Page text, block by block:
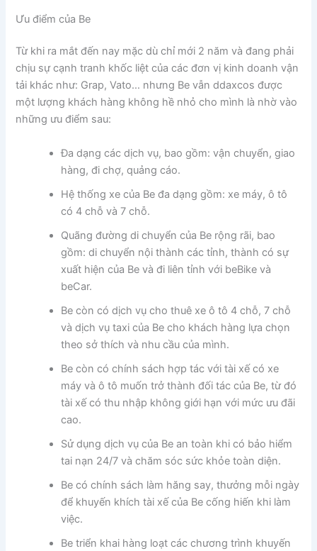
Ưu điểm của Be
Từ khi ra mắt đến nay mặc dù chỉ mới 2 năm và đang phải
chịu sự cạnh tranh khốc liệt của các đơn vị kinh doanh vận
tải khác như: Grap, Vato… nhưng Be vẫn ddaxcos được
một lượng khách hàng không hề nhỏ cho mình là nhờ vào
những ưu điểm sau:
Đa dạng các dịch vụ, bao gồm: vận chuyển, giao
hàng, đi chợ, quảng cáo.
Hệ thống xe của Be đa dạng gồm: xe máy, ô tô
có 4 chỗ và 7 chỗ.
Quãng đường di chuyển của Be rộng rãi, bao
gồm: di chuyển nội thành các tỉnh, thành có sự
xuất hiện của Be và đi liên tỉnh với beBike và
beCar.
Be còn có dịch vụ cho thuê xe ô tô 4 chỗ, 7 chỗ
và dịch vụ taxi của Be cho khách hàng lựa chọn
theo sở thích và nhu cầu của mình.
Be còn có chính sách hợp tác với tài xế có xe
máy và ô tô muốn trở thành đối tác của Be, từ đó
tài xế có thu nhập không giới hạn với mức ưu đãi
cao.
Sử dụng dịch vụ của Be an toàn khi có bảo hiểm
tai nạn 24/7 và chăm sóc sức khỏe toàn diện.
Be có chính sách làm hăng say, thưởng mỗi ngày
để khuyến khích tài xế của Be cống hiến khi làm
việc.
Be triển khai hàng loạt các chương trình khuyến